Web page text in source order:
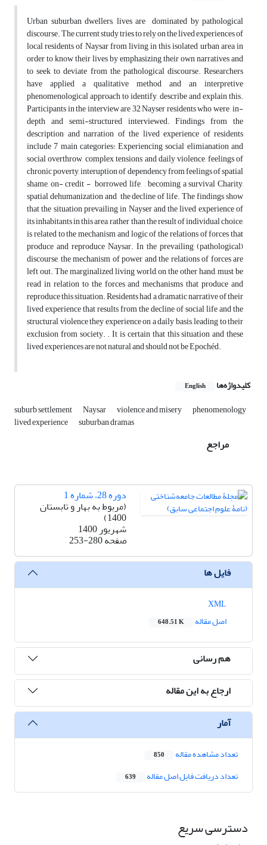
Urban suburban dwellers, lives are dominated by pathological
discourse. The current study tries to rely on the lived experiences of
local residents of Naysar from living in this isolated urban area in
order to know their lives by emphasizing their own narratives and
to seek to deviate from the pathological discourse. Researchers
have applied a qualitative method and an interpretive
phenomenological approach to identify, describe and explain this.
Participants in the interview are 32 Nayser residents who were in-
depth and semi-structured interviewed. Findings from the
description and narration of the lived experience of residents
include 7 main categories: Experiencing social elimianation and
social overthrow, complex tensions and daily violence, feelings of
chronic poverty, interuption of dependency from feelings of spatial
shame, on- credit - borrowed life , becoming a survival Charity,
spatial dehumanization and the decline of life. The findings show
that the situation prevailing in Nayser and the lived experience of
its inhabitants in this area, rather than the result of individual choice,
is related to the mechanism and logic of the relations of forces that
produce and reproduce Naysar. In the prevailing (pathological)
discourse, the mechanism of power and the relations of forces are
left out. The marginalized living world, on the other hand, must be
read in relation to the forces and mechanisms that produce and
reproduce this situation. Residents had a dramatic narrative of their
lived experience that results from the decline of social life and the
structural violence they experience on a daily basis, leading to their
exclusion from society. . It is certain that this situation and these
lived experiences are not natural and should not be Epochéd.
کلیدواژه‌ها English
suburb settlement Naysar violence and misery phenomenology
lived experience suburban dramas
مراجع
دوره 28، شماره 1
(مربوط به بهار و تابستان
1400)
شهریور 1400
صفحه253-280
فایل ها
اصل مقاله
648.51 K
هم رسانی
ارجاع به این مقاله
آمار
تعداد مشاهده مقاله 850
تعداد دریافت فایل اصل مقاله 639
دسترسی سریع